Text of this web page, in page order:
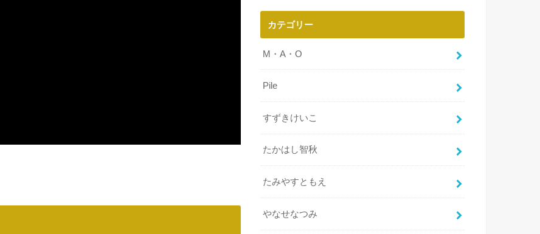
カテゴリー
M・A・O
Pile
すずきけいこ
たかはし智秋
たみやすともえ
やなせなつみ